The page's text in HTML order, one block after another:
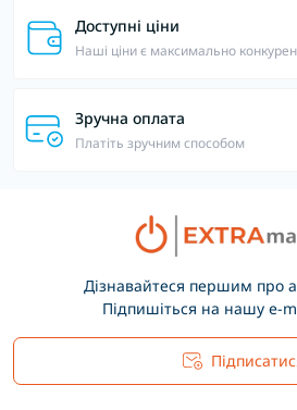
Доступні ціни
Наші ціни є максимально
Зручна оплата
Платіть зручним способом
Дізнавайтеся першим про
Підпишіться на нашу e-